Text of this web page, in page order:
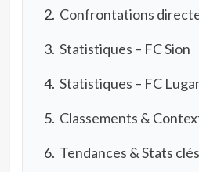
Confrontations
Statistiques – FC Sion
Statistiques – FC
Classements &
Tendances & Stats clés